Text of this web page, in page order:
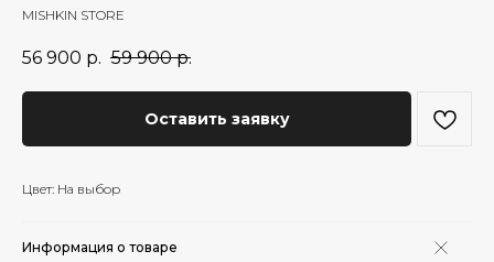
MISHKIN STORE
56 900 р. 59 900 р.
Оставить заявку
Цвет: На выбор
Информация о товаре